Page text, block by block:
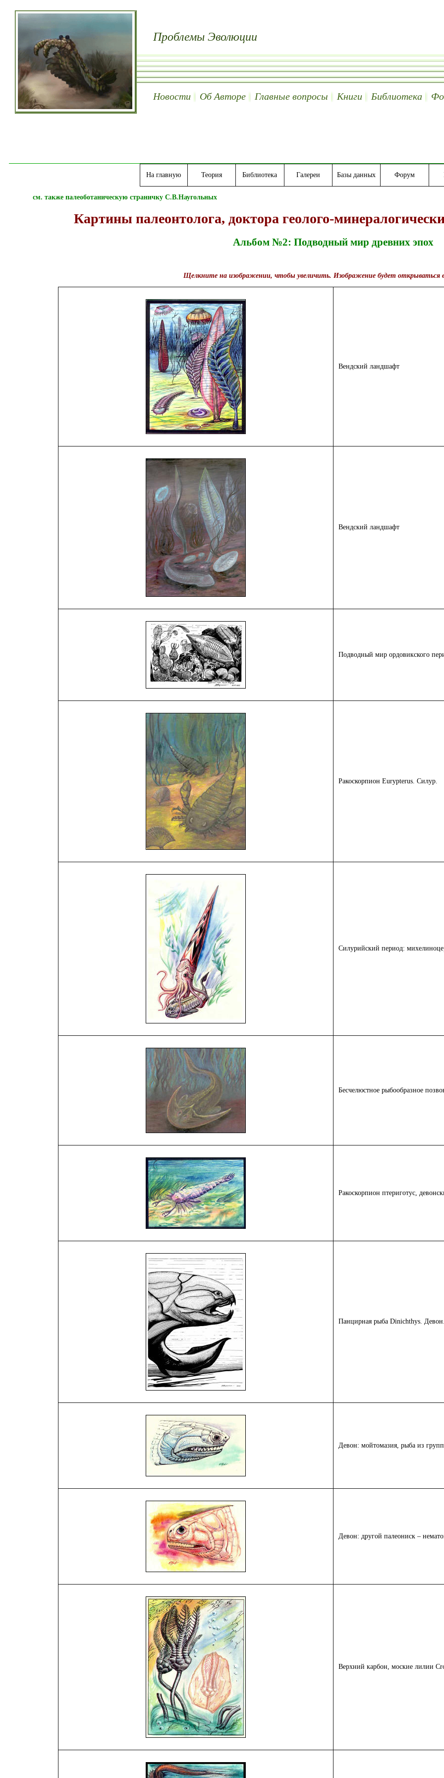
Проблемы Эволюции
Новости Об Авторе Главные вопросы Книги Библиотека
На главную Теория Библиотека Галереи Базы данных Форум
см. также палеоботаническую страничку С.В.Наугольных
Картины палеонтолога, доктора геолого-
Альбом №2: Подводный мир древних эпох
Щелкните на изображении, чтобы увеличить. Изображение будет открываться
Вендский ландшафт
Вендский ландшафт
Подводный мир ордовикского
Ракоскорпион Eurypterus. Силур.
Силурийский период:
Бесчелюстное рыбообразное
Ракоскорпион птериготус,
Панцирная рыба Dinichthys.
Девон: мойтомазия, рыба из
Девон: другой палеониск –
Верхний карбон, моские лилии